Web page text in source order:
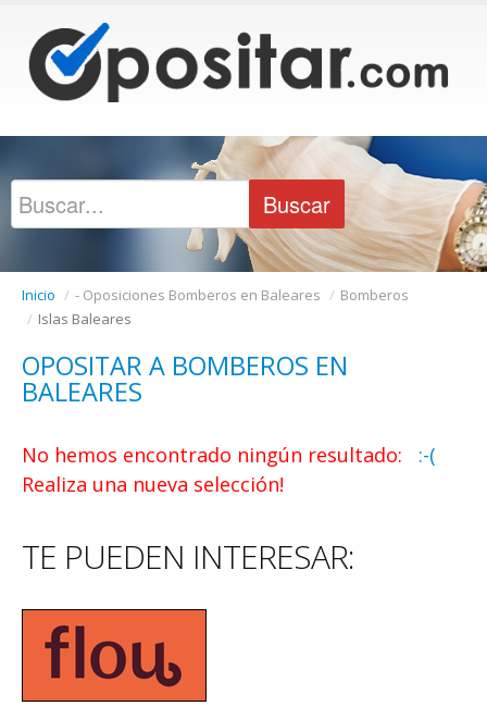
Inicio / - Oposiciones Bomberos en Baleares / Bomberos
/ Islas Baleares
OPOSITAR A BOMBEROS EN
BALEARES
No hemos encontrado ningún resultado: :-(
Realiza una nueva selección!
TE PUEDEN INTERESAR: